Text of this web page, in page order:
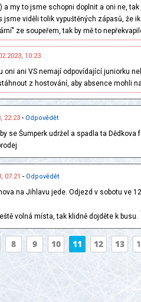
a my to jsme schopni doplnit a oni ne, tak
jsme viděli tolik vypuštěných zápasů, že
ze soupeřem, tak by mě to
10:23
oni ani VS nemají odpovídající juniorku
z hostování, aby absence mohli
22:23 - Odpovědět
se Šumperk udržel a spadla ta Dědkova
07:21 - Odpovědět
na Jihlavu jede. Odjezd v sobotu ve
volná místa, tak klidně dojděte k busu.
8 9 10 11 12 13